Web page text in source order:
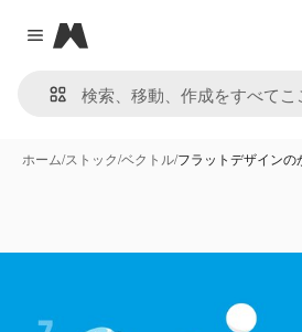
Close menu
Magnific
ホーム/ストック/ベクトル/フラットデザイン